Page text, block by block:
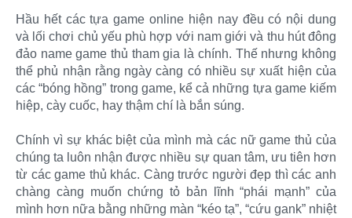
Hầu hết các tựa game online hiện nay đều có nội dung
và lối chơi chủ yếu phù hợp với nam giới và thu hút đông
đảo name game thủ tham gia là chính. Thế nhưng không
thể phủ nhận rằng ngày càng có nhiều sự xuất hiện của
các “bóng hồng” trong game, kể cả những tựa game kiếm
hiệp, cày cuốc, hay thậm chí là bắn súng.
Chính vì sự khác biệt của mình mà các nữ game thủ của
chúng ta luôn nhận được nhiều sự quan tâm, ưu tiên hơn
từ các game thủ khác. Càng trước người đẹp thì các anh
chàng càng muốn chứng tỏ bản lĩnh “phái mạnh” của
mình hơn nữa bằng những màn “kéo tạ”, “cứu gank” nhiệt